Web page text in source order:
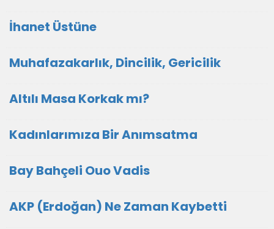
İhanet Üstüne
Muhafazakarlık, Dincilik, Gericilik
Altılı Masa Korkak mı?
Kadınlarımıza Bir Anımsatma
Bay Bahçeli Ouo Vadis
AKP (Erdoğan) Ne Zaman Kaybetti